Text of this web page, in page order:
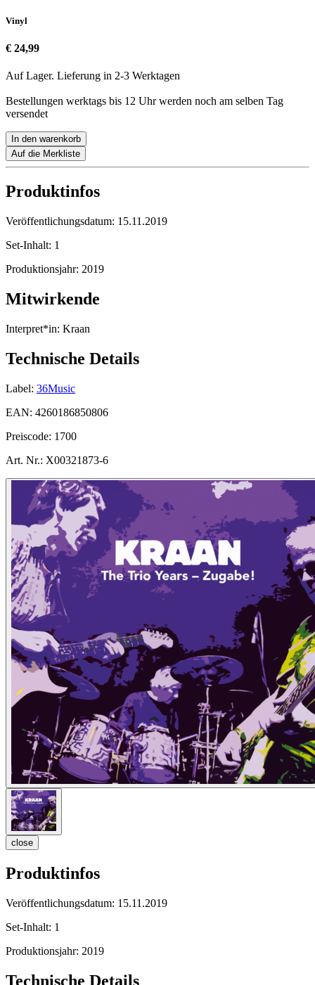
Vinyl
€ 24,99
Auf Lager. Lieferung in 2-3 Werktagen
Bestellungen werktags bis 12 Uhr werden noch am selben Tag
versendet
In den warenkorb
Auf die Merkliste
Produktinfos
Veröffentlichungsdatum: 15.11.2019
Set-Inhalt: 1
Produktionsjahr: 2019
Mitwirkende
Interpret*in: Kraan
Technische Details
Label: 36Music
EAN: 4260186850806
Preiscode: 1700
Art. Nr.: X00321873-6
close
Produktinfos
Veröffentlichungsdatum: 15.11.2019
Set-Inhalt: 1
Produktionsjahr: 2019
Technische Details